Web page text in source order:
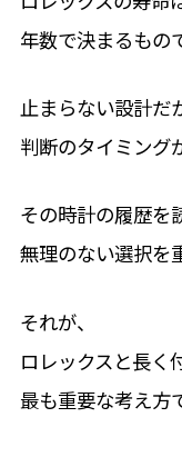
年数で決まるもの
止まらない設計だ
判断のタイミング
その時計の履歴を
無理のない選択を
それが、
ロレックスと長く
最も重要な考え方